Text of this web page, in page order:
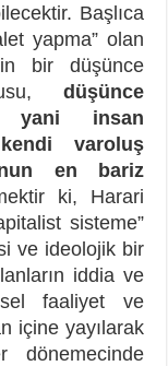
Başlıca
yapma” olan
bir düşünce
düşünce
yani insan
varoluş
en bariz
ki, Harari
sisteme”
ve ideolojik bir
iddia ve
faaliyet ve
içine yayılarak